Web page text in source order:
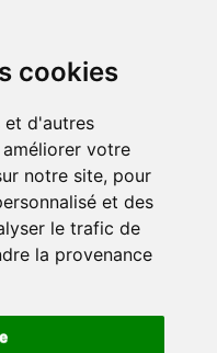
cookies
et d'autres
votre
notre site, pour
et des
le trafic de
la provenance